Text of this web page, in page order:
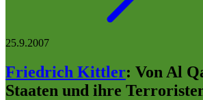
25.9.2007
Friedrich Kittler: Von Al
Staaten und ihre